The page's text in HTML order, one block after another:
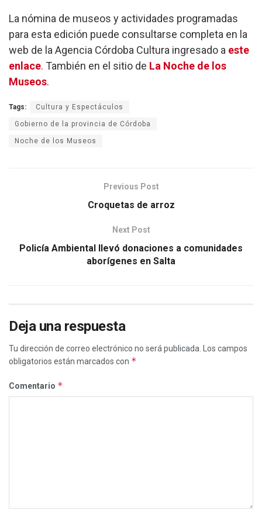
La nómina de museos y actividades programadas
para esta edición puede consultarse completa en la
web de la Agencia Córdoba Cultura ingresado a este
enlace. También en el sitio de La Noche de los
Museos.
Tags: Cultura y Espectáculos
Gobierno de la provincia de Córdoba
Noche de los Museos
Previous Post
Croquetas de arroz
Next Post
Policía Ambiental llevó donaciones a comunidades
aborígenes en Salta
Deja una respuesta
Tu dirección de correo electrónico no será publicada.
Los campos
obligatorios están marcados con *
Comentario *